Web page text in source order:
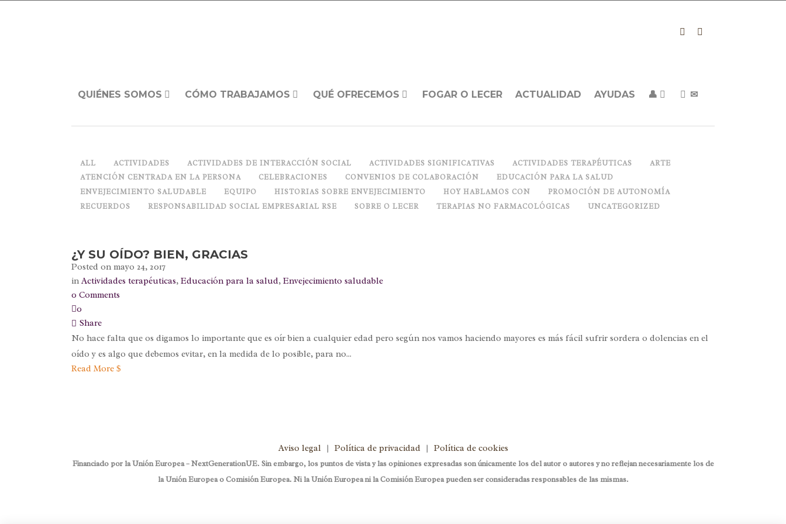
QUIÉNES SOMOS CÓMO TRABAJAMOS QUÉ OFRECEMOS FOGAR O LECER ACTUALIDAD AYUDAS 👤 ✉
ALL ACTIVIDADES ACTIVIDADES DE INTERACCIÓN SOCIAL ACTIVIDADES SIGNIFICATIVAS ACTIVIDADES TERAPÉUTICAS
ARTE
ATENCIÓN CENTRADA EN LA PERSONA
CELEBRACIONES CONVENIOS DE COLABORACIÓN
EDUCACIÓN PARA LA SALUD
ENVEJECIMIENTO SALUDABLE
EQUIPO HISTORIAS SOBRE ENVEJECIMIENTO HOY HABLAMOS CON
PROMOCIÓN DE AUTONOMÍA
RECUERDOS
RESPONSABILIDAD SOCIAL EMPRESARIAL RSE SOBRE O LECER TERAPIAS NO FARMACOLÓGICAS UNCATEGORIZED
¿Y SU OÍDO? BIEN, GRACIAS
Posted on mayo 24, 2017
in Actividades terapéuticas, Educación para la salud, Envejecimiento saludable
0 Comments
0
Share
No hace falta que os digamos lo importante que es oír bien a cualquier edad pero según nos vamos haciendo mayores es más fácil sufrir sordera o dolencias en el
oído y es algo que debemos evitar, en la medida de lo posible, para no...
Read More
Aviso legal | Política de privacidad| Política de cookies
Financiado por la Unión Europea – NextGenerationUE. Sin embargo, los puntos de vista y las opiniones expresadas son únicamente los del autor o autores y no reflejan necesariamente los de
la Unión Europea o Comisión Europea. Ni la Unión Europea ni la Comisión Europea pueden ser consideradas responsables de las mismas.